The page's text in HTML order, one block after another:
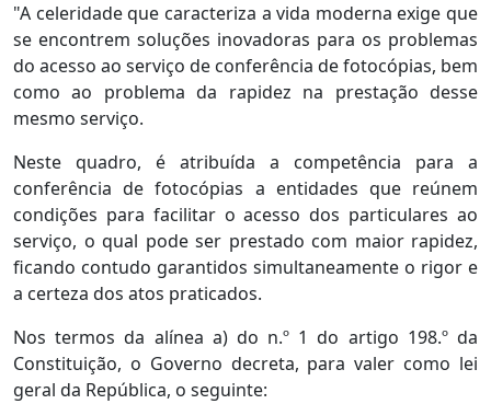
"A celeridade que caracteriza a vida moderna exige que
se encontrem soluções inovadoras para os problemas
do acesso ao serviço de conferência de fotocópias, bem
como ao problema da rapidez na prestação desse
mesmo serviço.
Neste quadro, é atribuída a competência para a
conferência de fotocópias a entidades que reúnem
condições para facilitar o acesso dos particulares ao
serviço, o qual pode ser prestado com maior rapidez,
ficando contudo garantidos simultaneamente o rigor e
a certeza dos atos praticados.
Nos termos da alínea a) do n.º 1 do artigo 198.º da
Constituição, o Governo decreta, para valer como lei
geral da República, o seguinte: